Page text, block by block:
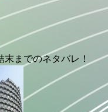
までのネタバレ！